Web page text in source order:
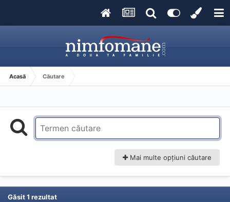
Acasă Căutare
Mai multe opțiuni căutare
Găsit 1 rezultat